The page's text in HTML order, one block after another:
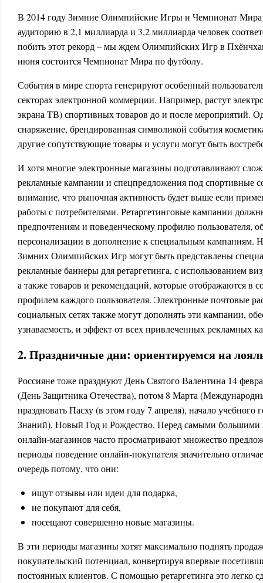
В 2014 году Зимние Олимпийские Игры и Чемпионат Мира
аудиторию в 2,1 миллиарда и 3,2 миллиарда человек
побить этот рекорд – мы ждем Олимпийских Игр в
июня состоится Чемпионат Мира по футболу.
События в мире спорта генерируют особенный
секторах электронной коммерции. Например, растут
экрана ТВ) спортивных товаров до и после мероприятий.
снаряжение, брендированная символикой события
другие сопутствующие товары и услуги могут быть
И хотя многие электронные магазины подготавливают
рекламные кампании и спецпредложения под спортивные
внимание, что рыночная активность будет выше если
работы с потребителями. Ретаргетинговые кампании
предпочтениям и поведенческому профилю пользователя,
персонализации в дополнение к специальным кампаниям.
Зимних Олимпийских Игр могут быть представлены
рекламные баннеры для ретаргетинга, с использованием
а также товаров и рекомендаций, которые отображаются в
профилем каждого пользователя. Электронные почтовые
социальных сетях также могут дополнять эти кампании,
узнаваемость, и эффект от всех привлеченных рекламных
2. Праздничные дни: ориентируемся на
Россияне тоже празднуют День Святого Валентина 14
(День Защитника Отечества), потом 8 Марта
праздновать Пасху (в этом году 7 апреля), начало учебного
Знаний), Новый Год и Рождество. Перед самыми большими
онлайн-магазинов часто просматривают множество
периоды поведение онлайн-покупателя значительно
очередь потому, что они:
ищут отзывы или идеи для подарка,
не покупают для себя,
посещают совершенно новые магазины.
В эти периоды магазины хотят максимально поднять
покупательский потенциал, конвертируя впервые
постоянных клиентов. С помощью ретаргетинга это легко